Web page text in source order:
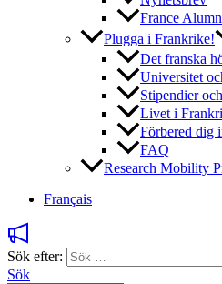
France
Plugga i Frankrike!
Det franska
Universitet
Stipendier
Livet i
Förbered dig
FAQ
Research Mobility
Français
Sök efter:
Sök